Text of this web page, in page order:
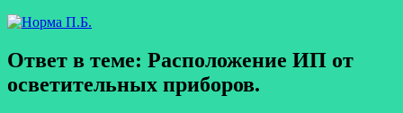
Ответ в теме: Расположение ИП от
осветительных приборов.